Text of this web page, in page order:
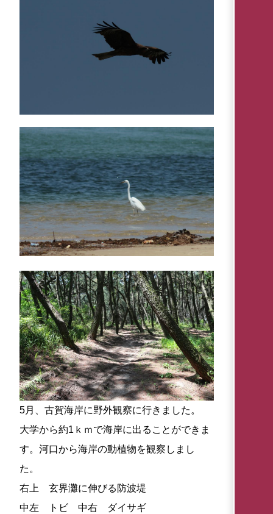
5月、古賀海岸に野外観察に行きました。
大学から約1ｋｍで海岸に出ることができま
す。河口から海岸の動植物を観察しまし
た。
右上 玄界灘に伸びる防波堤
中左 トビ 中右 ダイサギ